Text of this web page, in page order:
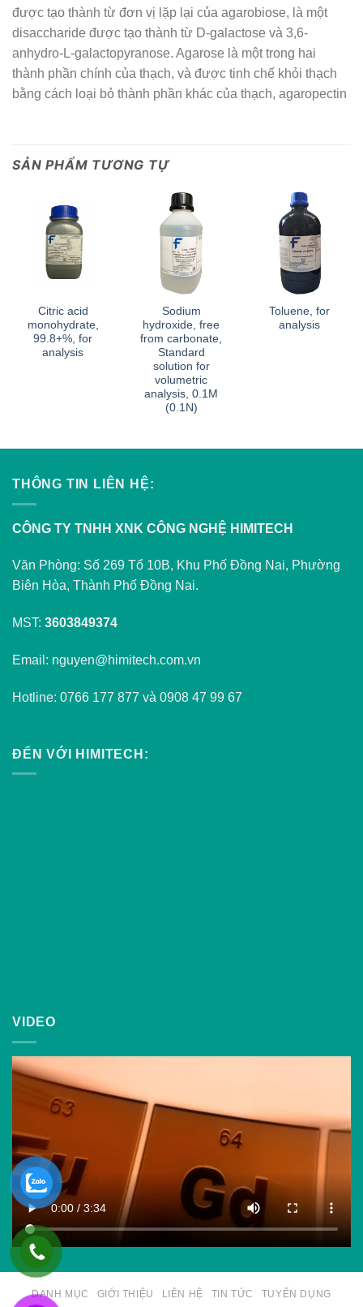
được tạo thành từ đơn vị lặp lại của agarobiose, là một
disaccharide được tạo thành từ D-galactose và 3,6-
anhydro-L-galactopyranose. Agarose là một trong hai
thành phần chính của thạch, và được tinh chế khỏi thạch
bằng cách loại bỏ thành phần khác của thạch, agaropectin
SẢN PHẨM TƯƠNG TỰ
Citric acid
monohydrate,
99.8+%, for
analysis
Sodium
hydroxide, free
from carbonate,
Standard
solution for
volumetric
analysis, 0.1M
(0.1N)
Toluene, for
analysis
THÔNG TIN LIÊN HỆ:
CÔNG TY TNHH XNK CÔNG NGHỆ HIMITECH
Văn Phòng: Số 269 Tổ 10B, Khu Phố Đồng Nai, Phường
Biên Hòa, Thành Phố Đồng Nai.
MST: 3603849374
Email: nguyen@himitech.com.vn
Hotline: 0766 177 877 và 0908 47 99 67
ĐẾN VỚI HIMITECH:
VIDEO
DANH MỤC GIỚI THIỆU LIÊN HỆ TIN TỨC TUYỂN DỤNG